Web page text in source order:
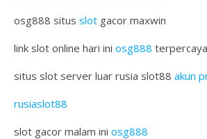
osg888 situs slot gacor maxwin
link slot online hari ini osg888 terpercaya
situs slot server luar rusia slot88 akun
rusiaslot88
slot gacor malam ini osg888